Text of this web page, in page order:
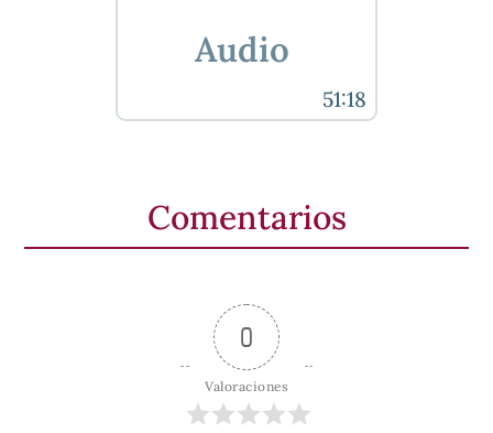
Audio
51:18
Comentarios
0
Valoraciones